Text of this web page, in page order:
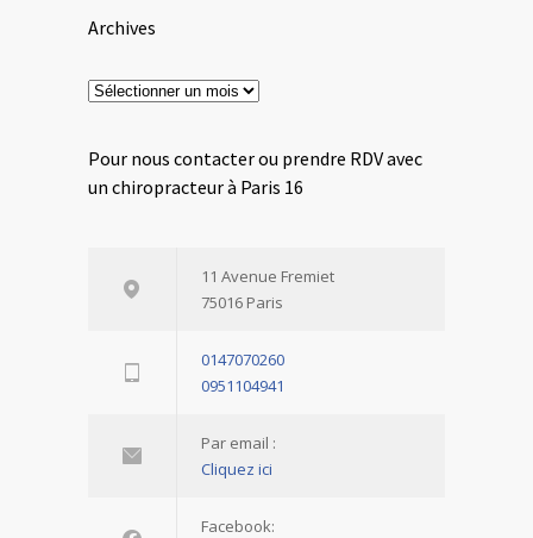
Archives
Pour nous contacter ou prendre RDV avec
un chiropracteur à Paris 16
11 Avenue Fremiet
75016 Paris
0147070260
0951104941
Par email :
Cliquez ici
Facebook: